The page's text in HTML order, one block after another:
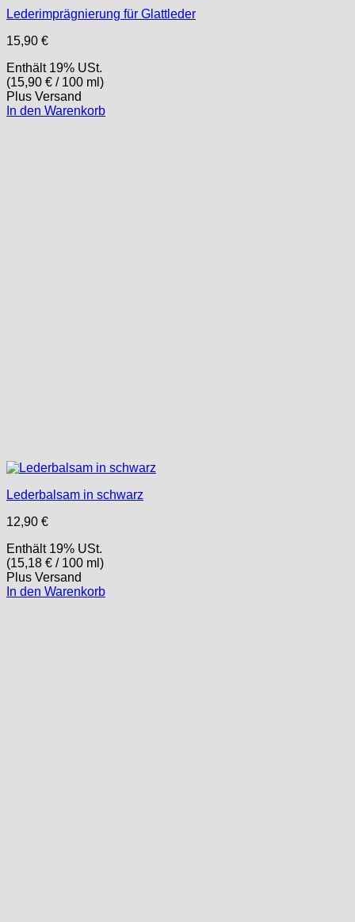
Lederimprägnierung für Glattleder
15,90 €
Enthält 19% USt.
(15,90 € / 100 ml)
Plus Versand
In den Warenkorb
Lederbalsam in schwarz
12,90 €
Enthält 19% USt.
(15,18 € / 100 ml)
Plus Versand
In den Warenkorb